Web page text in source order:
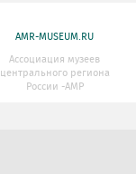
AMR-MUSEUM.RU
Ассоциация музеев
центрального региона
России -АМР